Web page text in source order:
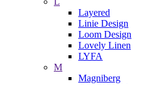
Layered
Linie Design
Loom Design
Lovely Linen
LYFA
M
Magniberg